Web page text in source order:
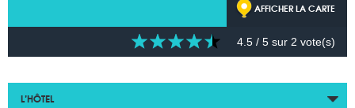
AFFICHER LA CARTE
4.5 / 5 sur 2 vote(s)
L’HÔTEL